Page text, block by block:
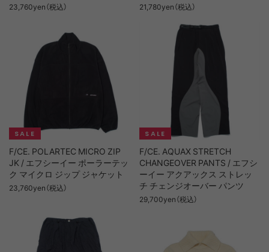
23,760yen（税込） 21,780yen（税込）
F/CE. POLARTEC MICRO ZIP
JK / エフシーイー ポーラーテッ
ク マイクロ ジップ ジャケット
23,760yen（税込）
F/CE. AQUAX STRETCH
CHANGEOVER PANTS / エフシ
ーイー アクアックス ストレッ
チ チェンジオーバー パンツ
29,700yen（税込）